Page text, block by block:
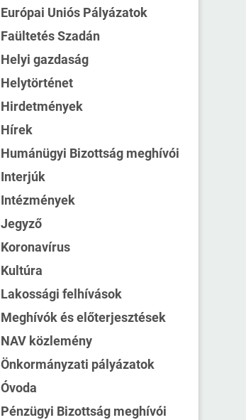
Európai Uniós Pályázatok
Faültetés Szadán
Helyi gazdaság
Helytörténet
Hirdetmények
Hírek
Humánügyi Bizottság meghívói
Interjúk
Intézmények
Jegyző
Koronavírus
Kultúra
Lakossági felhívások
Meghívók és előterjesztések
NAV közlemény
Önkormányzati pályázatok
Óvoda
Pénzügyi Bizottság meghívói